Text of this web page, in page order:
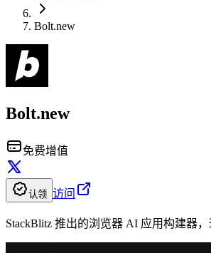
Bolt.new
Bolt.new
免费增值
认领 访问
StackBlitz 推出的浏览器 AI 应用构建器